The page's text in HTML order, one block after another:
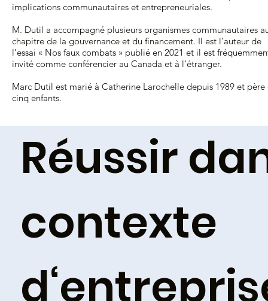
Réussir
contexte
implications communautaires et entrepreneuriales.
M. Dutil a accompagné plusieurs organismes communautaires
chapitre de la gouvernance et du financement. Il est l’auteur de
l’essai « Nos faux combats » publié en 2021 et il est
invité comme conférencier au Canada et à l’étranger.
Marc Dutil est marié à Catherine Larochelle depuis 1989 et père
cinq enfants.